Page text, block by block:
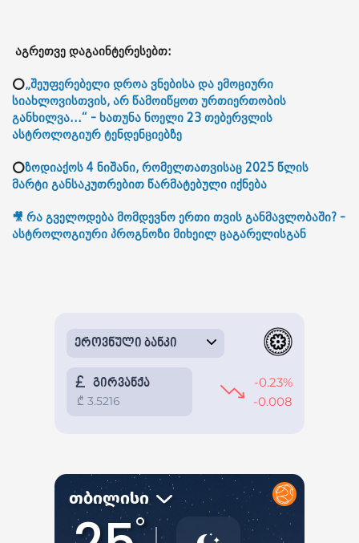
აგრეთვე დაგაინტერესებთ:
⭕„შეუფერებელი დროა ვნებისა და ემოციური
სიახლოვისთვის, არ წამოიწყოთ ურთიერთობის
განხილვა...“ - ხათუნა ნოელი 23 თებერვლის
ასტროლოგიურ ტენდენციებზე
⭕ზოდიაქოს 4 ნიშანი, რომელთათვისაც 2025 წლის
მარტი განსაკუთრებით წარმატებული იქნება
🎥 რა გველოდება მომდევნო ერთი თვის განმავლობაში? -
ასტროლოგიური პროგნოზი მიხეილ ცაგარელისგან